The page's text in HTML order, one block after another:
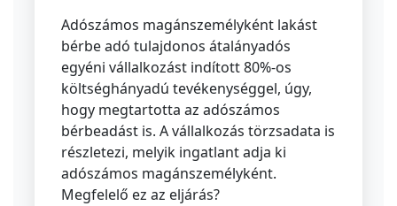
Adószámos magánszemélyként lakást
bérbe adó tulajdonos átalányadós
egyéni vállalkozást indított 80%-os
költséghányadú tevékenységgel, úgy,
hogy megtartotta az adószámos
bérbeadást is. A vállalkozás törzsadata is
részletezi, melyik ingatlant adja ki
adószámos magánszemélyként.
Megfelelő ez az eljárás?